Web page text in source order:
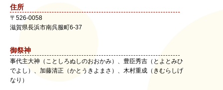
住所
〒 526-0058
滋賀県長浜市南呉服町6-37
御祭神
事代主大神（ことしろぬしのおおかみ）、豊臣秀吉（とよとみひ
でよし）、加藤清正（かとうきよまさ）、木村重成（きむらしげ
なり）